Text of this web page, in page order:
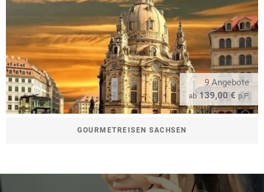
9 Angebote
ab 139,00 € p.P.
GOURMETREISEN SACHSEN